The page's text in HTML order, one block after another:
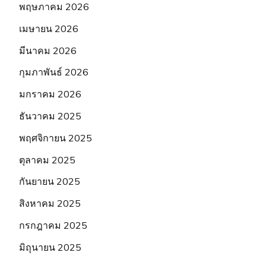
พฤษภาคม 2026
เมษายน 2026
มีนาคม 2026
กุมภาพันธ์ 2026
มกราคม 2026
ธันวาคม 2025
พฤศจิกายน 2025
ตุลาคม 2025
กันยายน 2025
สิงหาคม 2025
กรกฎาคม 2025
มิถุนายน 2025